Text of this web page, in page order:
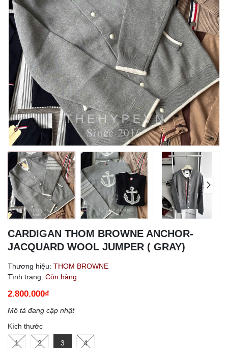
CARDIGAN THOM BROWNE ANCHOR-
JACQUARD WOOL JUMPER ( GRAY)
Thương hiệu: THOM BROWNE
Tình trạng: Còn hàng
2.800.000₫
Mô tả đang cập nhật
Kích thước
1 2 3 4